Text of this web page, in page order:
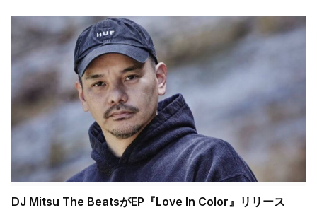
DJ Mitsu The BeatsがEP『Love In Color』リリース